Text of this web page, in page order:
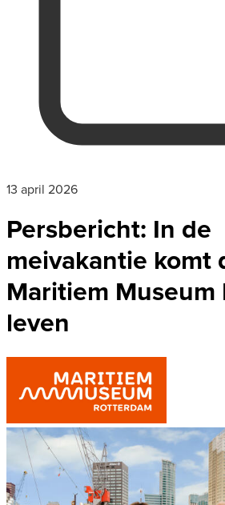
13 april 2026
Persbericht: In de
meivakantie komt
Maritiem Museum
leven